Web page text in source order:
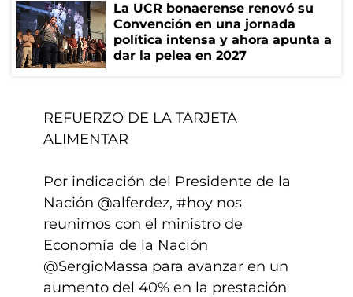
La UCR bonaerense renovó su
Convención en una jornada
política intensa y ahora apunta a
dar la pelea en 2027
REFUERZO DE LA TARJETA
ALIMENTAR
Por indicación del Presidente de la
Nación @alferdez, #hoy nos
reunimos con el ministro de
Economía de la Nación
@SergioMassa para avanzar en un
aumento del 40% en la prestación